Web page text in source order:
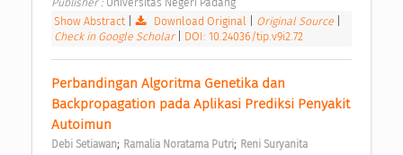
Show Abstract
Download Original Original Source
Check in Google Scholar
DOI: 10.24036/tip.v9i2.72
Perbandingan Algoritma Genetika dan
Backpropagation pada Aplikasi Prediksi Penyakit
Autoimun
Debi Setiawan; Ramalia Noratama Putri; Reni Suryanita